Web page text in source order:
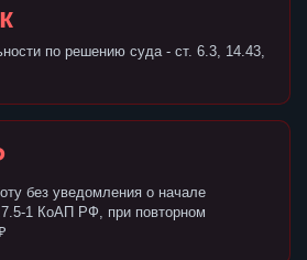
по решению суда - ст. 6.3, 14.43,
без уведомления о начале
1 КоАП РФ, при повторном